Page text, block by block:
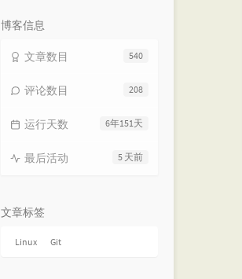
博客信息
540
文章数目
208
评论数目
6年151天
运行天数
5 天前
最后活动
文章标签
Linux Git